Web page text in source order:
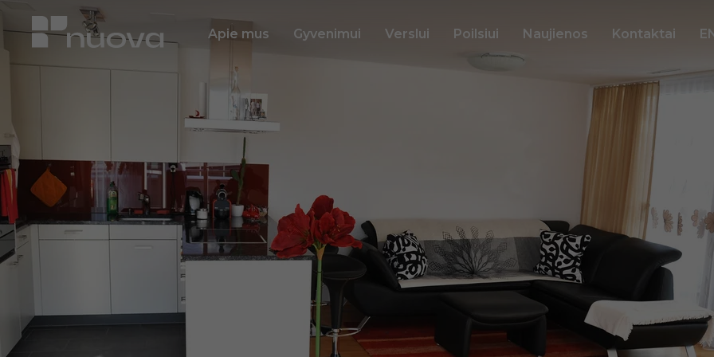
Apie mus Gyvenimui Verslui Poilsiui Naujienos Kontaktai